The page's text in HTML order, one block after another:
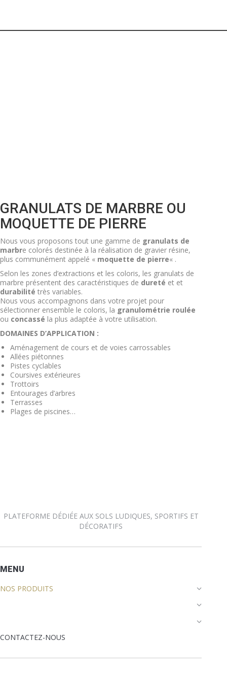
GRANULATS DE MARBRE OU
MOQUETTE DE PIERRE
Nous vous proposons tout une gamme de granulats de
marbre colorés destinée à la réalisation de gravier résine,
plus communément appelé « moquette de pierre« .
Selon les zones d’extractions et les coloris, les granulats de
marbre présentent des caractéristiques de dureté et et
durabilité très variables.
Nous vous accompagnons dans votre projet pour
sélectionner ensemble le coloris, la granulométrie roulée
ou concassé la plus adaptée à votre utilisation.
DOMAINES D’APPLICATION :
Aménagement de cours et de voies carrossables
Allées piétonnes
Pistes cyclables
Coursives extérieures
Trottoirs
Entourages d’arbres
Terrasses
Plages de piscines…
PLATEFORME DÉDIÉE AUX SOLS LUDIQUES, SPORTIFS ET
DÉCORATIFS
MENU
NOS PRODUITS
CONTACTEZ-NOUS